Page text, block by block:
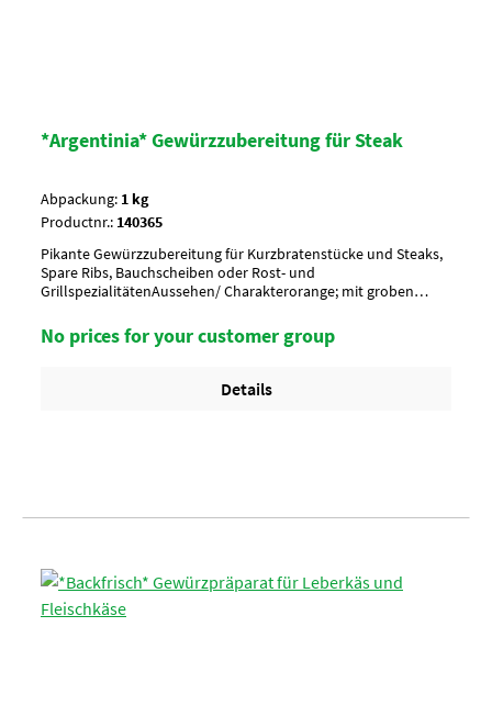
*Argentinia* Gewürzzubereitung für Steak
Abpackung: 1 kg
Productnr.: 140365
Pikante Gewürzzubereitung für Kurzbratenstücke und Steaks,
Spare Ribs, Bauchscheiben oder Rost- und
GrillspezialitätenAussehen/ Charakterorange; mit groben
ZwiebelAnwendung/ g je kgnach Geschmack
würzenUmverpackung20 Btl. je Krt. (DF 100) / 36 Krt. per
No prices for your customer group
Details